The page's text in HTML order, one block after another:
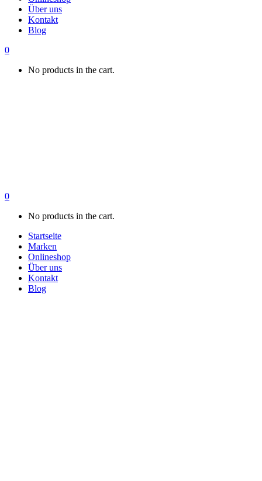
Über uns
Kontakt
Blog
0
No products in the cart.
0
No products in the cart.
Startseite
Marken
Onlineshop
Über uns
Kontakt
Blog